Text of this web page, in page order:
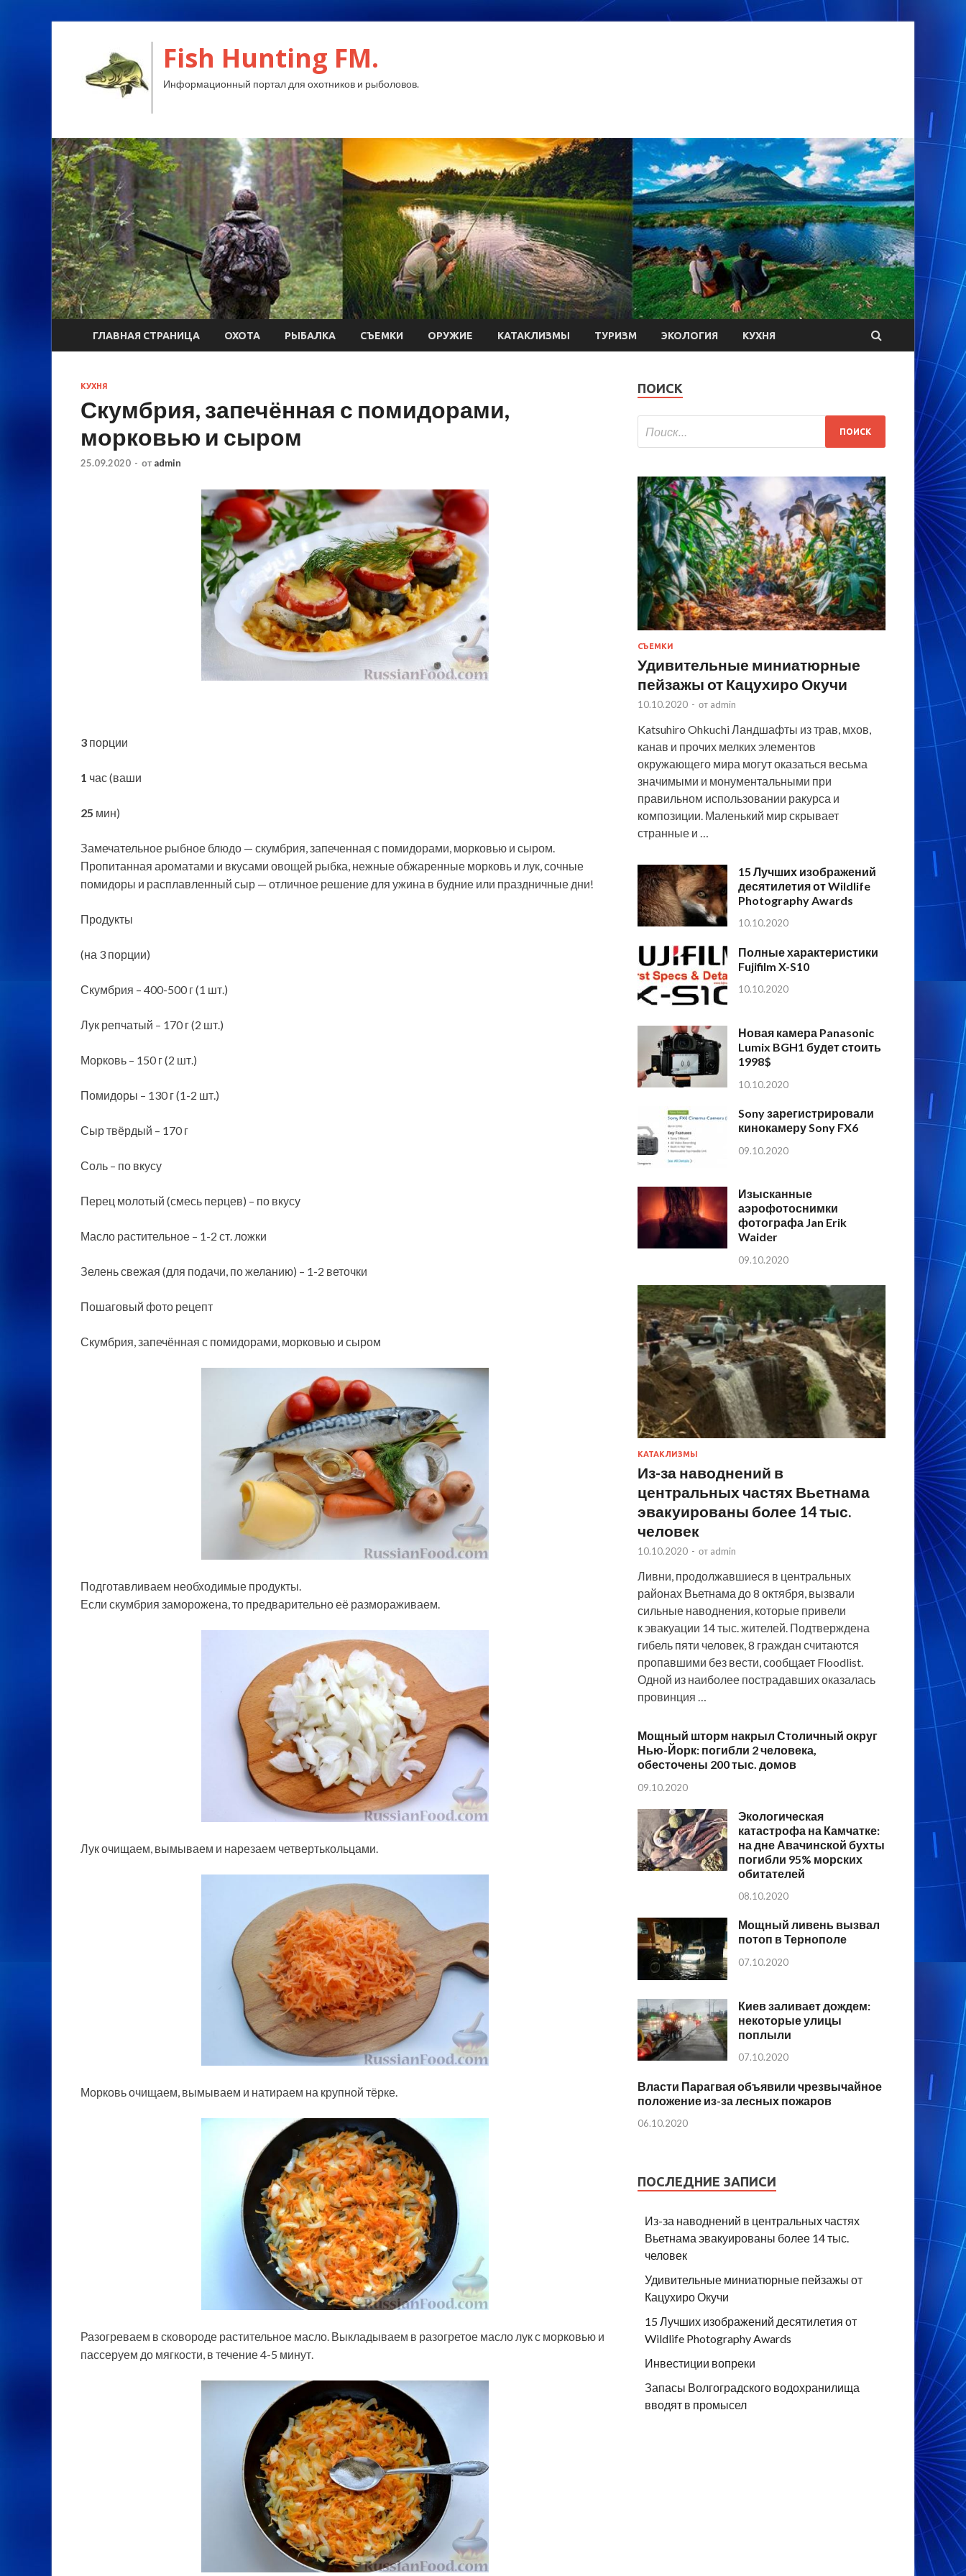
Fish Hunting FM.
Информационный портал для охотников и рыболовов.
ГЛАВНАЯ СТРАНИЦА ОХОТА РЫБАЛКА СЪЕМКИ ОРУЖИЕ КАТАКЛИЗМЫ ТУРИЗМ ЭКОЛОГИЯ КУХНЯ
КУХНЯ
Скумбрия, запечённая с помидорами,
морковью и сыром
25.09.2020 - от admin
3 порции
1 час (ваши
25 мин)
Замечательное рыбное блюдо — скумбрия, запеченная с помидорами, морковью и сыром.
Пропитанная ароматами и вкусами овощей рыбка, нежные обжаренные морковь и лук, сочные
помидоры и расплавленный сыр — отличное решение для ужина в будние или праздничные дни!
Продукты
(на 3 порции)
Скумбрия – 400-500 г (1 шт.)
Лук репчатый – 170 г (2 шт.)
Морковь – 150 г (2 шт.)
Помидоры – 130 г (1-2 шт.)
Сыр твёрдый – 170 г
Соль – по вкусу
Перец молотый (смесь перцев) – по вкусу
Масло растительное – 1-2 ст. ложки
Зелень свежая (для подачи, по желанию) – 1-2 веточки
Пошаговый фото рецепт
Скумбрия, запечённая с помидорами, морковью и сыром
Подготавливаем необходимые продукты.
Если скумбрия заморожена, то предварительно её размораживаем.
Лук очищаем, вымываем и нарезаем четвертькольцами.
Морковь очищаем, вымываем и натираем на крупной тёрке.
Разогреваем в сковороде растительное масло. Выкладываем в разогретое масло лук с морковью и
пассеруем до мягкости, в течение 4-5 минут.
ПОИСК
СЪЕМКИ
Удивительные миниатюрные
пейзажы от Кацухиро Окучи
10.10.2020 - от admin
Katsuhiro Ohkuchi Ландшафты из трав, мхов,
канав и прочих мелких элементов
окружающего мира могут оказаться весьма
значимыми и монументальными при
правильном использовании ракурса и
композиции. Маленький мир скрывает
странные и …
15 Лучших изображений
десятилетия от Wildlife
Photography Awards
10.10.2020
Полные характеристики
Fujifilm X-S10
10.10.2020
Новая камера Panasonic
Lumix BGH1 будет стоить
1998$
10.10.2020
Sony зарегистрировали
кинокамеру Sony FX6
09.10.2020
Изысканные
аэрофотоснимки
фотографа Jan Erik
Waider
09.10.2020
КАТАКЛИЗМЫ
Из-за наводнений в
центральных частях Вьетнама
эвакуированы более 14 тыс.
человек
10.10.2020 - от admin
Ливни, продолжавшиеся в центральных
районах Вьетнама до 8 октября, вызвали
сильные наводнения, которые привели
к эвакуации 14 тыс. жителей. Подтверждена
гибель пяти человек, 8 граждан считаются
пропавшими без вести, сообщает Floodlist.
Одной из наиболее пострадавших оказалась
провинция …
Мощный шторм накрыл Столичный округ
Нью-Йорк: погибли 2 человека,
обесточены 200 тыс. домов
09.10.2020
Экологическая
катастрофа на Камчатке:
на дне Авачинской бухты
погибли 95% морских
обитателей
08.10.2020
Мощный ливень вызвал
потоп в Тернополе
07.10.2020
Киев заливает дождем:
некоторые улицы
поплыли
07.10.2020
Власти Парагвая объявили чрезвычайное
положение из-за лесных пожаров
06.10.2020
ПОСЛЕДНИЕ ЗАПИСИ
Из-за наводнений в центральных частях
Вьетнама эвакуированы более 14 тыс.
человек
Удивительные миниатюрные пейзажы от
Кацухиро Окучи
15 Лучших изображений десятилетия от
Wildlife Photography Awards
Инвестиции вопреки
Запасы Волгоградского водохранилища
вводят в промысел